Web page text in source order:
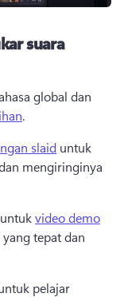
suara
global dan
.
slaid untuk
mengiringinya
video demo
tepat dan
pelajar